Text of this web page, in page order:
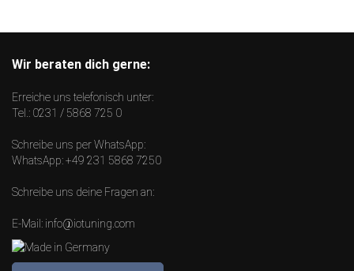
Wir beraten dich gerne:
Erreiche uns telefonisch unter:
Tel.: 0231 / 5868 725 0
Schreibe uns per WhatsApp:
WhatsApp:+49 231 5868 7250
Schreibe uns deine Fragen an:
E-Mail: info@iotuning.com